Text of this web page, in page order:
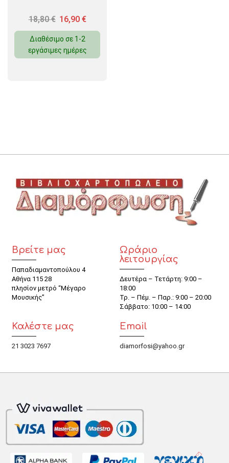
18,80€ 16,90 €
Διαθέσιμο σε 1-2
εργάσιμες ημέρες
Βρείτε μας
Παπαδιαμαντοπούλου 4
Αθήνα 115 28
πλησίον μετρό “Μέγαρο
Μουσικής”
Ωράριο
λειτουργίας
Δευτέρα – Τετάρτη: 9:00 –
18:00
Τρ. – Πέμ. – Παρ.: 9:00 – 20:00
Σάββατο: 10:00 – 14:00
Καλέστε μας
21 3023 7697
Email
diamorfosi@yahoo.gr